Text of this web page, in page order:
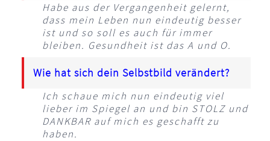
Habe aus der Vergangenheit gelernt,
dass mein Leben nun eindeutig besser
ist und so soll es auch für immer
bleiben. Gesundheit ist das A und O.
Wie hat sich dein Selbstbild verändert?
Ich schaue mich nun eindeutig viel
lieber im Spiegel an und bin STOLZ und
DANKBAR auf mich es geschafft zu
haben.